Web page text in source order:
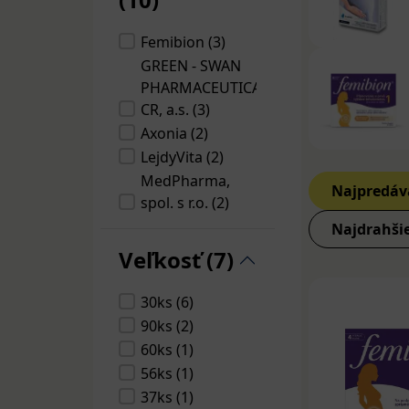
Omega-3
3 mastné
bábätka,
napríklad
Kvalitné
Femibion (3)
GREEN - SWAN
PHARMACEUTICALS
CR, a.s. (3)
Axonia (2)
LejdyVita (2)
MedPharma,
spol. s r.o. (2)
VIRDE spol. s r.o.
(1)
S&D Pharma SK
s.r.o. (1)
ARDEZ Pharma,
spol. s r.o. (1)
Simply You
Veľkosť (7)
30ks (6)
90ks (2)
60ks (1)
56ks (1)
37ks (1)